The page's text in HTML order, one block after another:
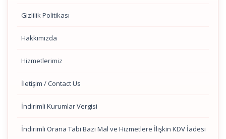
Gizlilik Politikası
Hakkımızda
Hizmetlerimiz
İletişim / Contact Us
İndirimli Kurumlar Vergisi
İndirimli Orana Tabi Bazı Mal ve Hizmetlere İlişkin KDV İadesi